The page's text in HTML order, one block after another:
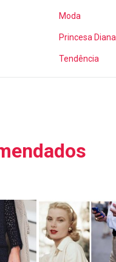
Moda
Princesa Diana
Tendência